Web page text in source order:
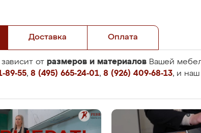
Доставка Оплата
от размеров и материалов Вашей
89-55, 8 (495) 665-24-01, 8 (926) 409-68-13, и наш